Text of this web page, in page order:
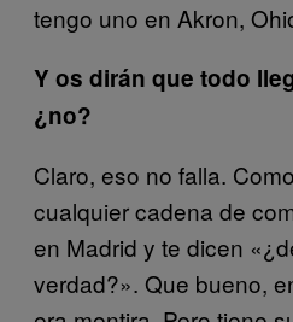
tengo uno en Akron,
Y os dirán que todo
¿no?
Claro, eso no falla.
cualquier cadena de
en Madrid y te dicen
verdad?». Que bueno,